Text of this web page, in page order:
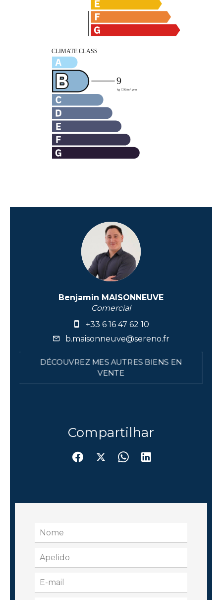
Benjamin MAISONNEUVE
Comercial
+33 6 16 47 62 10
b.maisonneuve@sereno.fr
DÉCOUVREZ MES AUTRES BIENS EN
VENTE
Compartilhar